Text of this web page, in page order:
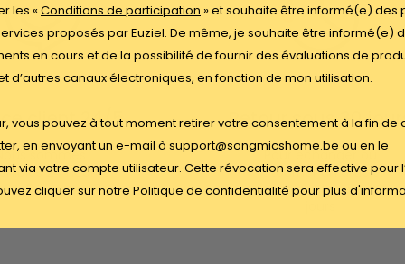
client 24/5
sommes
24 heures
5 jours sur 7
Retour sous 30
Pour échanger ou
retourner un article,
renvoyez-le sous 30
les « Conditions de participation » et souhaite être informé(e) des
proposés par Euziel. De même, je souhaite être informé(e)
en cours et de la possibilité de fournir des évaluations de
d’autres canaux électroniques, en fonction de mon utilisation.
vous pouvez à tout moment retirer votre consentement à la fin de
en envoyant un e-mail à support@songmicshome.be ou en le
via votre compte utilisateur. Cette révocation sera effective pour
cliquer sur notre Politique de confidentialité pour plus